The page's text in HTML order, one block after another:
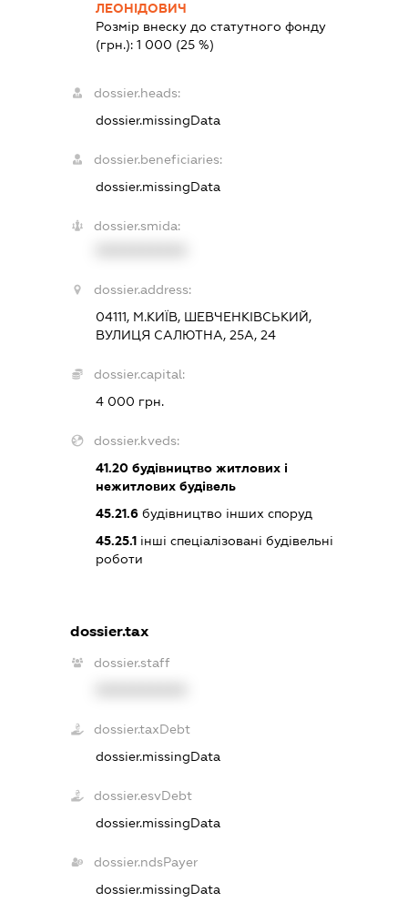
ЛЕОНІДОВИЧ
Розмір внеску до статутного фонду
(грн.):1 000 (25 %)
dossier.heads:
dossier.missingData
dossier.beneficiaries:
dossier.missingData
dossier.smida:
dossier.address:
04111, М.КИЇВ, ШЕВЧЕНКІВСЬКИЙ,
ВУЛИЦЯ САЛЮТНА, 25А, 24
dossier.capital:
4 000 грн.
dossier.kveds:
41.20 будівництво житлових і
нежитлових будівель
45.21.6 будівництво інших споруд
45.25.1 інші спеціалізовані будівельні
роботи
dossier.tax
dossier.staff
dossier.taxDebt
dossier.missingData
dossier.esvDebt
dossier.missingData
dossier.ndsPayer
dossier.missingData